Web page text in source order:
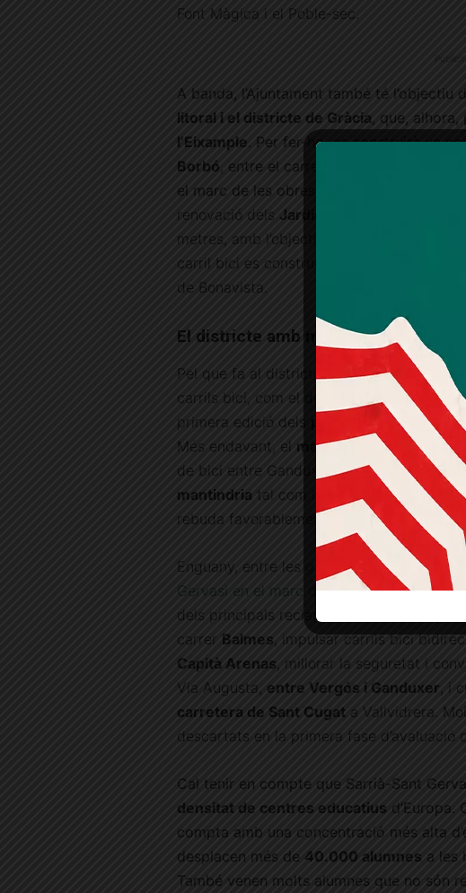
Font Màgica i el Poble-sec.
A banda, l’Ajuntament també té
litoral i el districte de Gràcia, que,
l’Eixample. Per fer-ho, es construirà un
Borbó , entre el carrer de la Maquinista i
el marc de les obres d’urbanització ja en
renovació dels Jardinets de Gràcia
metres, amb l’objectiu de millorar la
carril bici es construirà a Passeig de
de Bonavista.
El districte amb menys mobilitat
Pel que fa al districte deSarrià-Sant
carrils bici, com el de la
Via Augusta
,
primera edició dels
pressupostos
Més endavant, el març del 2024
, el
de bici entre Ganduxer, les Tres Torres i
mantindria tal com l’havia executat el
rebuda favorablement pel veïnat.
Enguany, entre les gairebé 200 propostes
Gervasi en el marc dels pressupostos
dels principals reclams. Concretament, el
carrer Balmes, impulsar carrils bici
Capità Arenas, millorar la seguretat i
Via Augusta, entre Vergós i Ganduxer, i
carretera de Sant Cugat a Vallvidrera.
descartats en la primera fase d’avaluació
Cal tenir en compte que Sarrià-Sant
densitat de centres educatius
compta amb una concentració més alta
desplacen més de 40.000 alumnes a les
També venen molts alumnes que no són
Amb
web.
Quan